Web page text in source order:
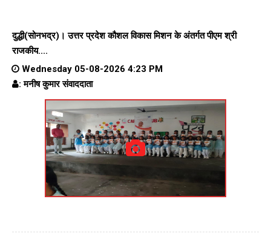
दुद्धी(सोनभद्र)। उत्तर प्रदेश कौशल विकास मिशन के अंतर्गत पीएम श्री
राजकीय....
Wednesday 05-08-2026 4:23 PM
: मनीष कुमार संवाददाता